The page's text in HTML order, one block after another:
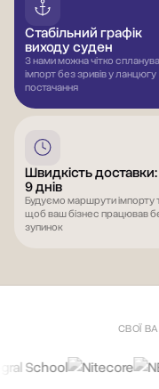
Стабільний графік
виходу суден
З нами можна чітко
імпорт без зривів у ланцюгу
постачання
Швидкість доставки:
9 днів
Будуємо маршрути імпорту
щоб ваш бізнес працював
зупинок
СВОЇ